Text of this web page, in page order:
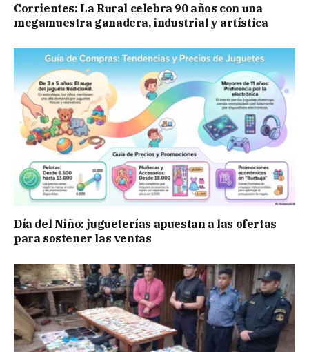
Corrientes: La Rural celebra 90 años con una
megamuestra ganadera, industrial y artística
Día del Niño: jugueterías apuestan a las ofertas
para sostener las ventas